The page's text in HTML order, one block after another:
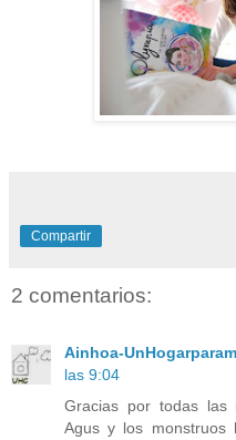
Compartir
2 comentarios:
Ainhoa-
las 9:04
Gracias por todas las
Agus y los monstruos